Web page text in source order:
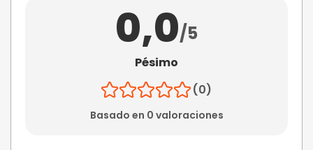
0,0/5
Pésimo
(0)
Basado en 0 valoraciones